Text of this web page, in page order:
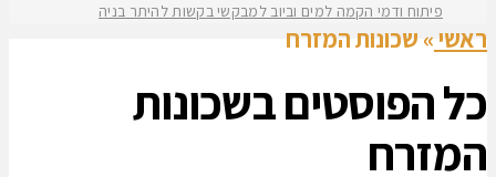
פיתוח ודמי הקמה למים וביוב למבקשי בקשות להיתר בניה
ראשי» שכונות המזרח
כל הפוסטים בשכונות
המזרח